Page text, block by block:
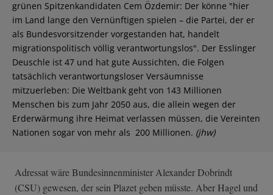
grünen Spitzenkandidaten Cem Özdemir: Der könne "hier
im Land lange den Vernünftigen spielen – die Partei, der er
als Bundesvorsitzender vorgestanden hat, handelt
migrationspolitisch völlig verantwortungslos". Der Esslinger
Deuschle ist 47 und hat gute Aussichten, die Folgen
tatsächlich verantwortungsloser Versäumnisse
mitzuerleben: Die Weltbank geht von 143 Millionen
Menschen bis zum Jahr 2050 aus, die allein wegen der
Erderwärmung ihre Heimat verlassen müssen, die Vereinten
Nationen sogar von mehr als 200 Millionen. (jhw)
Adressat wäre Bundesinnenminister Alexander Dobrindt
(CSU) gewesen, der sein Plazet geben müsste. Aber Hagel und